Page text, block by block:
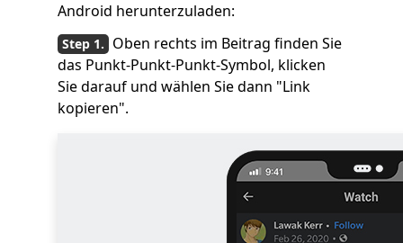
Android herunterzuladen:
Oben rechts im Beitrag finden Sie
das Punkt-Punkt-Punkt-Symbol, klicken
Sie darauf und wählen Sie dann "Link
kopieren".